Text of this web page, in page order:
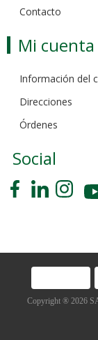
Contacto
Mi cuenta
Información del
Direcciones
Órdenes
Social
Copyright ® 2026